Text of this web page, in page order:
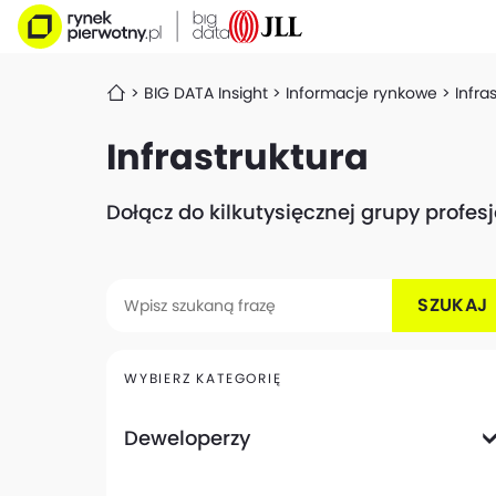
BIG DATA Insight Informacje rynkowe
Infrastruktura
Dołącz do kilkutysięcznej grupy
SZUKAJ
WYBIERZ KATEGORIĘ
Deweloperzy